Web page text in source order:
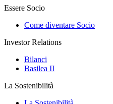
Essere Socio
Come diventare Socio
Investor Relations
Bilanci
Basilea II
La Sostenibilità